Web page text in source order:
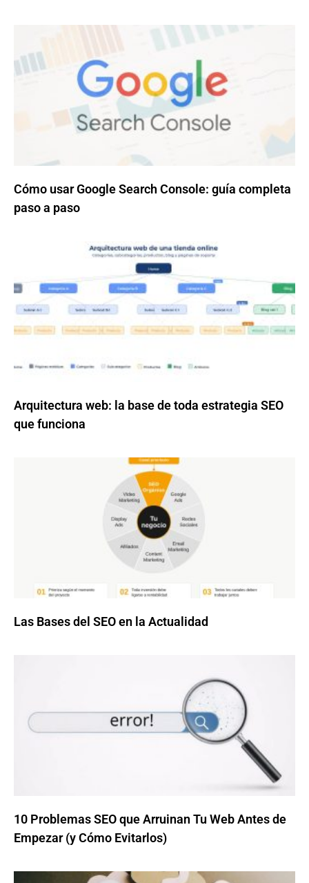
Cómo usar Google Search Console: guía completa
paso a paso
Arquitectura web: la base de toda estrategia SEO
que funciona
Las Bases del SEO en la Actualidad
10 Problemas SEO que Arruinan Tu Web Antes de
Empezar (y Cómo Evitarlos)